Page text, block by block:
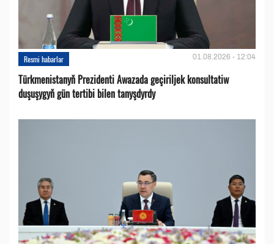
Resmi habarlar 01.08.2026 - 12:04
Türkmenistanyň Prezidenti Awazada geçiriljek konsultatiw
duşuşygyň gün tertibi bilen tanyşdyrdy